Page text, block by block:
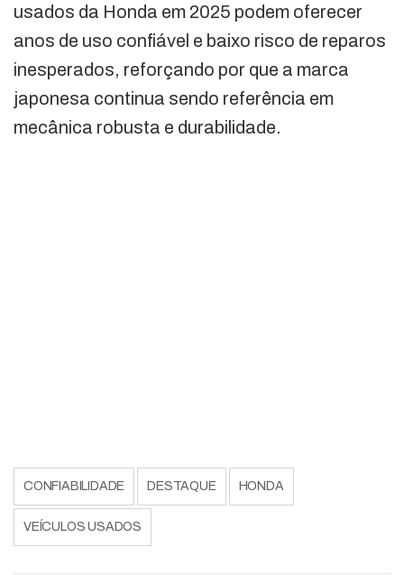
usados da Honda em 2025 podem oferecer
anos de uso confiável e baixo risco de reparos
inesperados, reforçando por que a marca
japonesa continua sendo referência em
mecânica robusta e durabilidade.
CONFIABILIDADE DESTAQUE HONDA
VEÍCULOS USADOS